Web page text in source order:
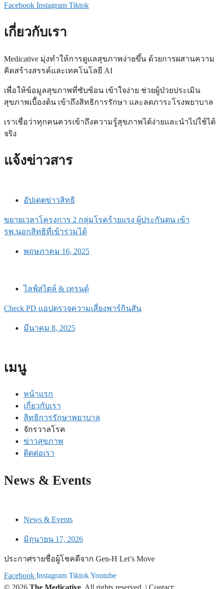
Facebook Instagram Tiktok
เกี่ยวกับเรา
Medicative มุ่งทำให้การดูแลสุขภาพง่ายขึ้น ด้วยการผสานความ
คิดสร้างสรรค์และเทคโนโลยี AI
เพื่อให้ข้อมูลสุขภาพที่ซับซ้อน เข้าใจง่าย ช่วยผู้ป่วยประเมิน
สุขภาพเบื้องต้น เข้าถึงสิทธิการรักษา และลดภาระโรงพยาบาล
เราเชื่อว่าทุกคนควรเข้าถึงความรู้สุขภาพได้ง่ายและนำไปใช้ได้
จริง
แจ้งข่าวสาร
อัปเดตข่าวสิทธิ
ขยายเวลาโครงการ 2 กลุ่มโรคร้ายแรง ผู้ประกันตน เข้า
รพ.นอกสิทธิที่เข้าร่วมได้
พฤษภาคม 16, 2025
ไลฟ์สไตล์ & เทรนด์
Check PD แอปตรวจความเสี่ยงพาร์กินสัน
มีนาคม 8, 2025
เมนู
หน้าแรก
เกี่ยวกับเรา
สิทธิการรักษาพยาบาล
จักรวาลโรค
ข่าวสุขภาพ
ติดต่อเรา
News & Events
News & Events
มิถุนายน 17, 2026
ประกาศรายชื่อผู้โชคดีจาก Gen-H Let’s Move
Facebook Instagram TiktokYoutube